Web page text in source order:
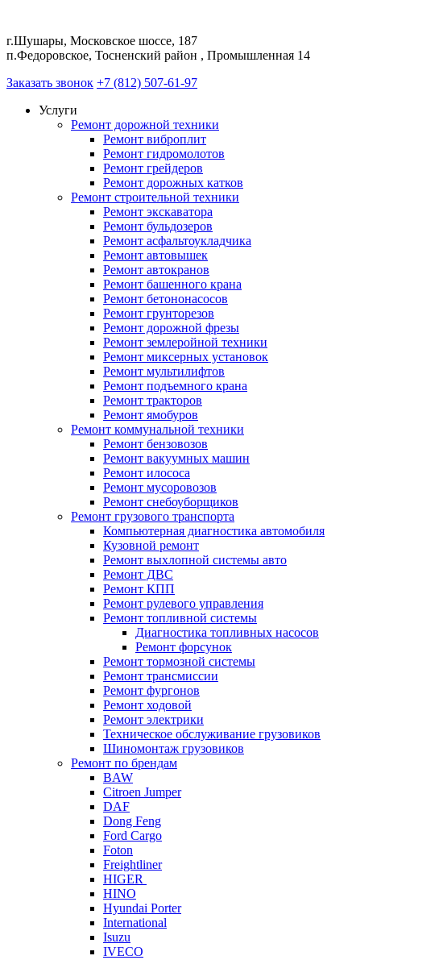
г.Шушары, Московское шоссе, 187
п.Федоровское, Тосненский район , Промышленная 14
Заказать звонок +7 (812) 507-61-97
Услуги
Ремонт дорожной техники
Ремонт виброплит
Ремонт гидромолотов
Ремонт грейдеров
Ремонт дорожных катков
Ремонт строительной техники
Ремонт экскаватора
Ремонт бульдозеров
Ремонт асфальтоукладчика
Ремонт автовышек
Ремонт автокранов
Ремонт башенного крана
Ремонт бетононасосов
Ремонт грунторезов
Ремонт дорожной фрезы
Ремонт землеройной техники
Ремонт миксерных установок
Ремонт мультилифтов
Ремонт подъемного крана
Ремонт тракторов
Ремонт ямобуров
Ремонт коммунальной техники
Ремонт бензовозов
Ремонт вакуумных машин
Ремонт илососа
Ремонт мусоровозов
Ремонт снебоуборщиков
Ремонт грузового транспорта
Компьютерная диагностика автомобиля
Кузовной ремонт
Ремонт выхлопной системы авто
Ремонт ДВС
Ремонт КПП
Ремонт рулевого управления
Ремонт топливной системы
Диагностика топливных насосов
Ремонт форсунок
Ремонт тормозной системы
Ремонт трансмиссии
Ремонт фургонов
Ремонт ходовой
Ремонт электрики
Техническое обслуживание грузовиков
Шиномонтаж грузовиков
Ремонт по брендам
BAW
Citroen Jumper
DAF
Dong Feng
Ford Cargo
Foton
Freightliner
HIGER
HINO
Hyundai Porter
International
Isuzu
IVECO